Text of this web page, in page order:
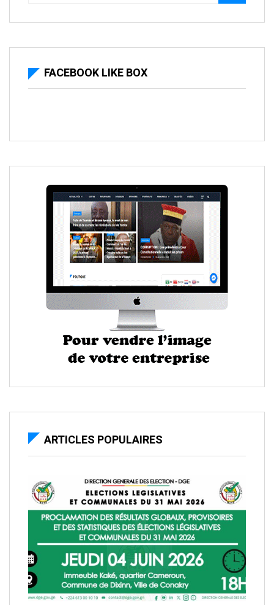
FACEBOOK LIKE BOX
ARTICLES POPULAIRES